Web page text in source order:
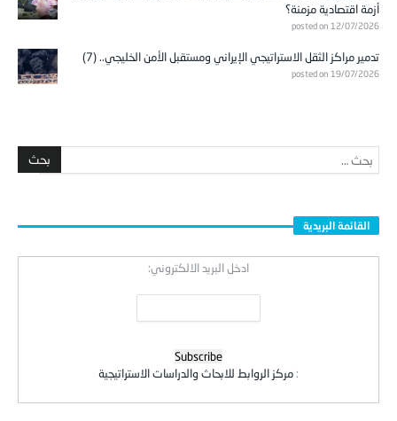
أزمة اقتصادية مزمنة؟
posted on 12/07/2026
تدمير مراكز الثقل الاستراتيجي الإيراني ومستقبل الأمن الخليجي.. (7)
posted on 19/07/2026
القائمة البريدية
ادخل البريد الالكتروني:
: مركز الروابط للابحاث والدراسات الاستراتيجية